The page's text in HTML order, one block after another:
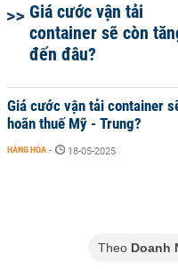
Giá cước vận tải
container sẽ còn
đến đâu?
Giá cước vận tải container
hoãn thuế Mỹ - Trung?
HÀNG HÓA - 18-05-2025
Theo Doanh